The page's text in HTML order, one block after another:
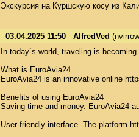
Экскурсия на Куршскую косу из
03.04.2025 11:50 AlfredVed
In today`s world, traveling is becoming more and more accessible and fashionable. However the cost of airline tickets often becomes a serious obstacle for many wanderers. Specifically why the EuroAvia24 airline tickets search system is an indispensable inventory those who desire to explore the world without overpaying for flights. 
 
What is EuroAvia24 
EuroAvia24 is an innovative online https://shayhillel.com/2020/01/19/hello-world/?unapproved=173262&moderation-hash=1db2e6cb4cfb005b138787dc35e6dec6#comment-173262 platform designed to search and book airline tickets at the best costs. The system covers all destinations and offers users a wide choice of flights from various airlines, including both large international carriers and low-cost airlines. 
 
Benefits of using EuroAvia24 
Saving time and money. EuroAvia24 automatically compares fares from many airlines, allowing users instantly find the cheapest options. This eliminates the need to manually search for tickets on websites of various carriers, which saves money and time. 
 
User-friendly interface. The platform https://oknalife52.ru/